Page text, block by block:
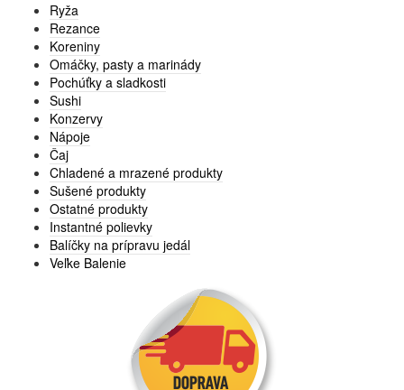
Ryža
Rezance
Koreniny
Omáčky, pasty a marinády
Pochúťky a sladkosti
Sushi
Konzervy
Nápoje
Čaj
Chladené a mrazené produkty
Sušené produkty
Ostatné produkty
Instantné polievky
Balíčky na prípravu jedál
Veľke Balenie